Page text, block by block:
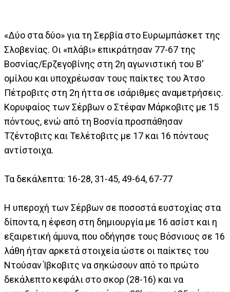
«Δύο στα δύο» για τη Σερβία στο Ευρωμπάσκετ της
Σλοβενίας. Οι «πλάβι» επικράτησαν 77-67 της
Βοσνίας/Ερζεγοβίνης στη 2η αγωνιστική του Β'
ομίλου και υποχρέωσαν τους παίκτες του Άτσο
Πέτροβιτς στη 2η ήττα σε ισάριθμες αναμετρήσεις.
Κορυφαίος των Σέρβων ο Στέφαν Μάρκοβιτς με 15
πόντους, ενώ από τη Βοσνία προσπάθησαν
Τζέντοβιτς και Τελέτοβιτς με 17 και 16 πόντους
αντίστοιχα.
Τα δεκάλεπτα: 16-28, 31-45, 49-64, 67-77
Η υπεροχή των Σέρβων σε ποσοστά ευστοχίας στα
δίποντα, η έφεση στη δημιουργία με 16 ασίστ και η
εξαιρετική άμυνα, που οδήγησε τους Βόσνιους σε 16
λάθη ήταν αρκετά στοιχεία ώστε οι παίκτες του
Ντούσαν Ίβκοβιτς να σηκώσουν από το πρώτο
δεκάλεπτο κεφάλι στο σκορ (28-16) και να